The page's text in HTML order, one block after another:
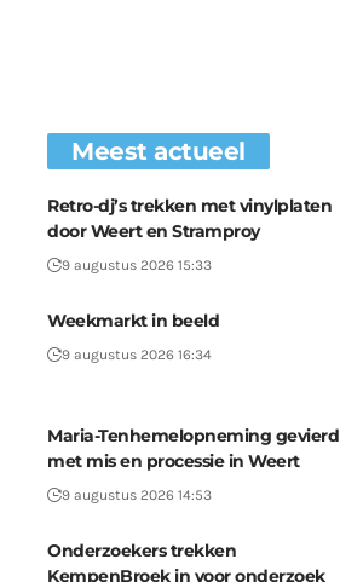
Meest actueel
Retro-dj’s trekken met vinylplaten
door Weert en Stramproy
9 augustus 2026 15:33
Weekmarkt in beeld
9 augustus 2026 16:34
Maria-Tenhemelopneming gevierd
met mis en processie in Weert
9 augustus 2026 14:53
Onderzoekers trekken
KempenBroek in voor onderzoek